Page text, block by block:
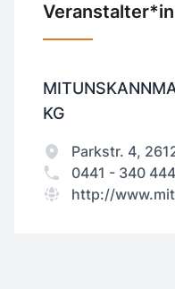
Veranstalter*in
KG
Parkstr. 4,
0441 - 340
http://